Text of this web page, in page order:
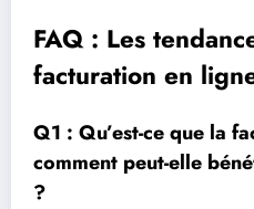
FAQ : Les
facturation en
Q1 : Qu’est-ce que la
comment peut-elle
?